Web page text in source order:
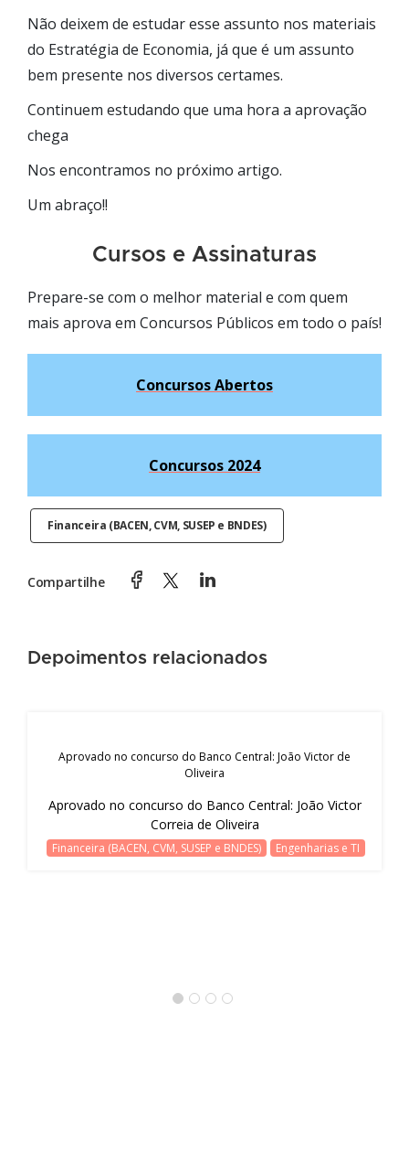
Não deixem de estudar esse assunto nos materiais
do Estratégia de Economia, já que é um assunto
bem presente nos diversos certames.
Continuem estudando que uma hora a aprovação
chega
Nos encontramos no próximo artigo.
Um abraço!!
Cursos e Assinaturas
Prepare-se com o melhor material e com quem
mais aprova em Concursos Públicos em todo o país!
Concursos Abertos
Concursos 2024
Financeira (BACEN, CVM, SUSEP e BNDES)
Compartilhe
Depoimentos relacionados
Aprovado no concurso do Banco Central: João Victor de
Oliveira
Aprovado no concurso do Banco Central: João Victor
Correia de Oliveira
Financeira (BACEN, CVM, SUSEP e BNDES) Engenharias e TI